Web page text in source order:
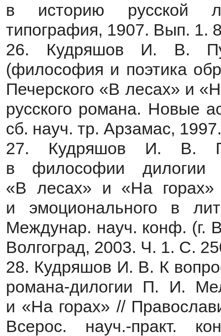
в историю русской
типография, 1907. Вып. 1.
26. Кудряшов И. В.
(философия и поэтика
Печерского «В лесах» и
русского романа. Новые
сб. науч. тр. Арзамас,
27. Кудряшов И. В.
в философии дилогии
«В лесах» и «На горах»
и эмоционального в
Междунар. науч. конф. (г.
Волгоград, 2003. Ч. 1. С.
28. Кудряшов И. В. К
романа-дилогии П. И.
и «На горах» //
Всерос. науч.-практ.